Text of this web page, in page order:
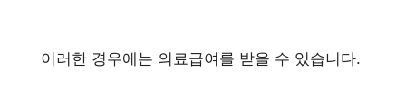
이러한 경우에는 의료급여를 받을 수 있습니다.